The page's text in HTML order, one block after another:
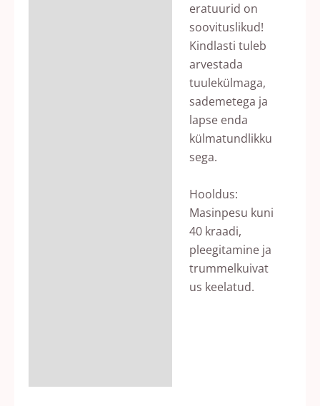
eratuurid on
soovituslikud!
Kindlasti tuleb
arvestada
tuulekülmaga,
sademetega ja
lapse enda
külmatundlikku
sega.
Hooldus:
Masinpesu kuni
40 kraadi,
pleegitamine ja
trummelkuivat
us keelatud.